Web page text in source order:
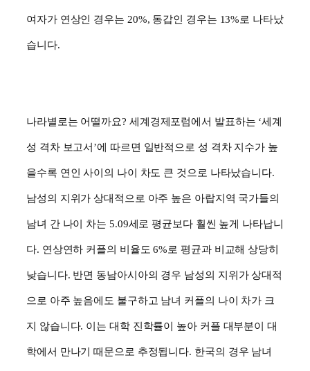
여자가 연상인 경우는 20%, 동갑인 경우는 13%로 나타났
습니다.
나라별로는 어떨까요? 세계경제포럼에서 발표하는 ‘세계
성 격차 보고서 ’에 따르면 일반적으로 성 격차 지수가 높
을수록 연인 사이의 나이 차도 큰 것으로 나타났습니다.
남성의 지위가 상대적으로 아주 높은 아랍지역 국가들의
남녀 간 나이 차는 5.09세로 평균보다 훨씬 높게 나타납니
다. 연상연하 커플의 비율도 6%로 평균과 비교해 상당히
낮습니다. 반면 동남아시아의 경우 남성의 지위가 상대적
으로 아주 높음에도 불구하고 남녀 커플의 나이 차가 크
지 않습니다. 이는 대학 진학률이 높아 커플 대부분이 대
학에서 만나기 때문으로 추정됩니다. 한국의 경우 남녀